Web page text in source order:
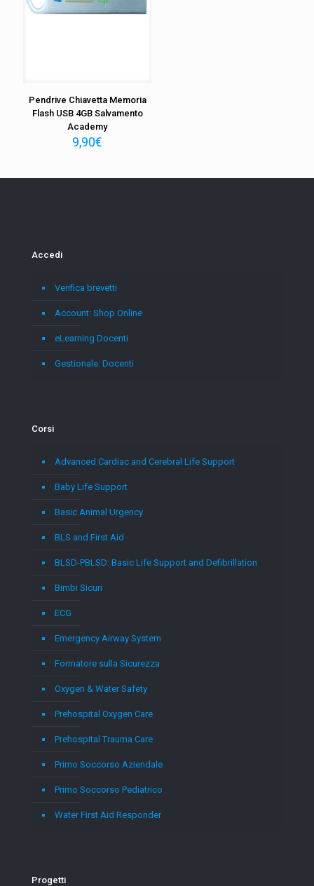
Pendrive Chiavetta Memoria
Flash USB 4GB Salvamento
Academy
9,90€
Accedi
Verifica brevetti
Account: Shop Online
eLearning Docenti
Gestionale: Docenti
Corsi
Advanced Cardiac and Cerebral Life Support
Baby Life Support
Basic Animal Urgency
BLS and First Aid
BLSD-PBLSD: Basic Life Support and Defibrillation
Bimbi Sicuri
ECG
Emergency Airway System
Formatore sulla Sicurezza
Oxygen & Water Safety
Prehospital Oxygen Care
Prehospital Trauma Care
Primo Soccorso Aziendale
Primo Soccorso Pediatrico
Water First Aid Responder
Progetti